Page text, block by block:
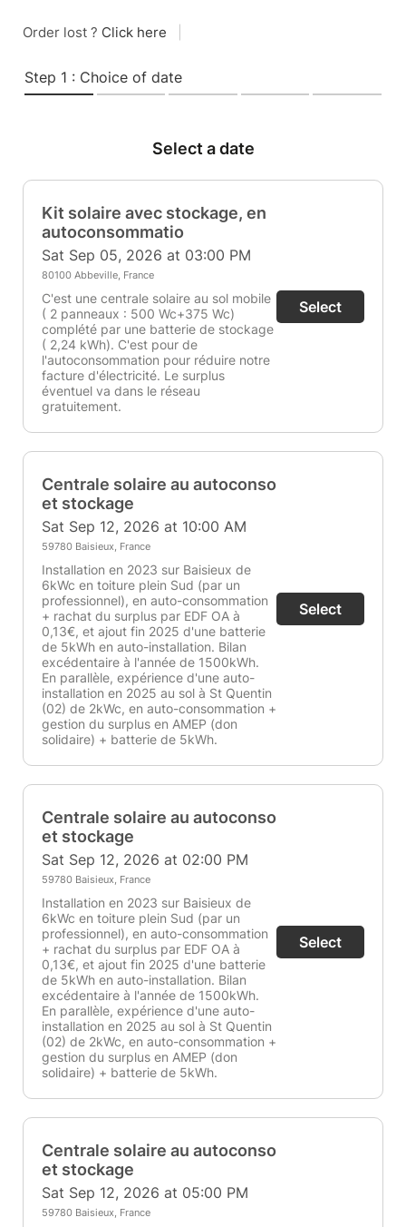
Order lost ? Click here
Step 1 : Choice of date
Select a date
Kit solaire avec stockage, en
autoconsommatio
Sat Sep 05, 2026 at 03:00 PM
80100 Abbeville, France
C'est une centrale solaire au sol mobile
( 2 panneaux : 500 Wc+375 Wc)
complété par une batterie de stockage
( 2,24 kWh). C'est pour de
l'autoconsommation pour réduire notre
facture d'électricité. Le surplus
éventuel va dans le réseau
gratuitement.
Select
Centrale solaire au autoconso
et stockage
Sat Sep 12, 2026 at 10:00 AM
59780 Baisieux, France
Installation en 2023 sur Baisieux de
6kWc en toiture plein Sud (par un
professionnel), en auto-consommation
+ rachat du surplus par EDF OA à
0,13€, et ajout fin 2025 d'une batterie
de 5kWh en auto-installation. Bilan
excédentaire à l'année de 1500kWh.
En parallèle, expérience d'une auto-
installation en 2025 au sol à St Quentin
(02) de 2kWc, en auto-consommation +
gestion du surplus en AMEP (don
solidaire) + batterie de 5kWh.
Select
Centrale solaire au autoconso
et stockage
Sat Sep 12, 2026 at 02:00 PM
59780 Baisieux, France
Installation en 2023 sur Baisieux de
6kWc en toiture plein Sud (par un
professionnel), en auto-consommation
+ rachat du surplus par EDF OA à
0,13€, et ajout fin 2025 d'une batterie
de 5kWh en auto-installation. Bilan
excédentaire à l'année de 1500kWh.
En parallèle, expérience d'une auto-
installation en 2025 au sol à St Quentin
(02) de 2kWc, en auto-consommation +
gestion du surplus en AMEP (don
solidaire) + batterie de 5kWh.
Select
Centrale solaire au autoconso
et stockage
Sat Sep 12, 2026 at 05:00 PM
59780 Baisieux, France